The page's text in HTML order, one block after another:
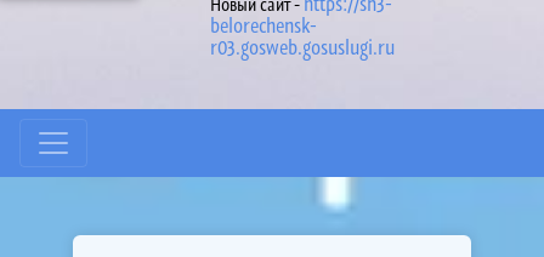
belorechensk-
r03.gosweb.gosuslugi.ru